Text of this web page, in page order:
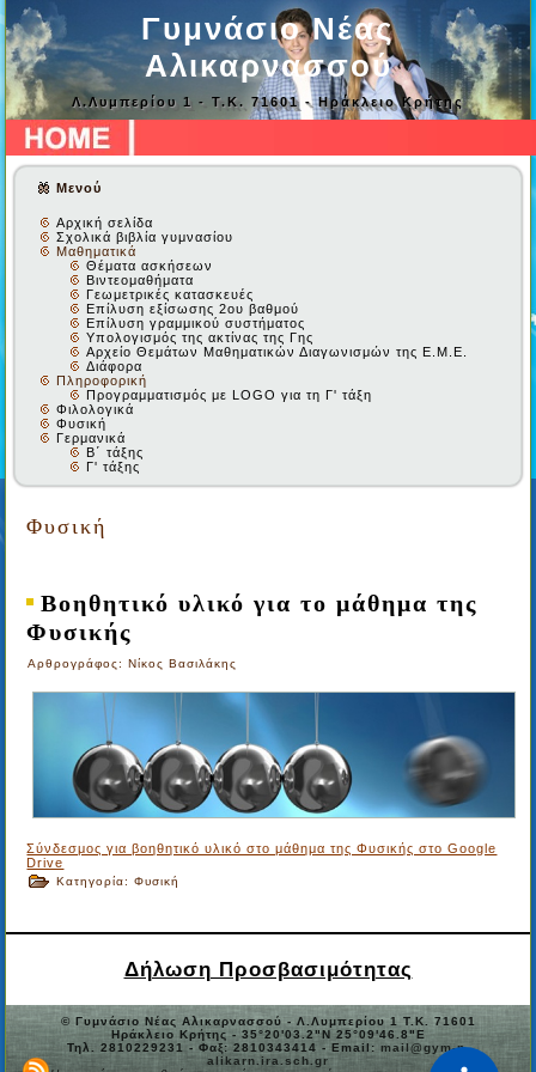
Γυμνάσιο Νέας
Αλικαρνασσού
Λ.Λυμπερίου 1 - Τ.Κ. 71601 - Ηράκλειο Κρήτης
Μενού
Αρχική σελίδα
Σχολικά βιβλία γυμνασίου
Μαθηματικά
Θέματα ασκήσεων
Βιντεομαθήματα
Γεωμετρικές κατασκευές
Επίλυση εξίσωσης 2ου βαθμού
Επίλυση γραμμικού συστήματος
Υπολογισμός της ακτίνας της Γης
Αρχείο Θεμάτων Μαθηματικών Διαγωνισμών της Ε.Μ.Ε.
Διάφορα
Πληροφορική
Προγραμματισμός με LOGO για τη Γ' τάξη
Φιλολογικά
Φυσική
Γερμανικά
Β΄ τάξης
Γ' τάξης
Φυσική
Βοηθητικό υλικό για το μάθημα της
Φυσικής
Αρθρογράφος: Νίκος Βασιλάκης
Σύνδεσμος για βοηθητικό υλικό στο μάθημα της Φυσικής στο Google
Drive
Κατηγορία:Φυσική
Δήλωση Προσβασιμότητας
© Γυμνάσιο Νέας Αλικαρνασσού - Λ.Λυμπερίου 1 Τ.Κ. 71601
Ηράκλειο Κρήτης - 35°20'03.2"N 25°09'46.8"E
Τηλ. 2810229231 - Φαξ: 2810343414 - Email: mail@gym-n-
alikarn.ira.sch.gr